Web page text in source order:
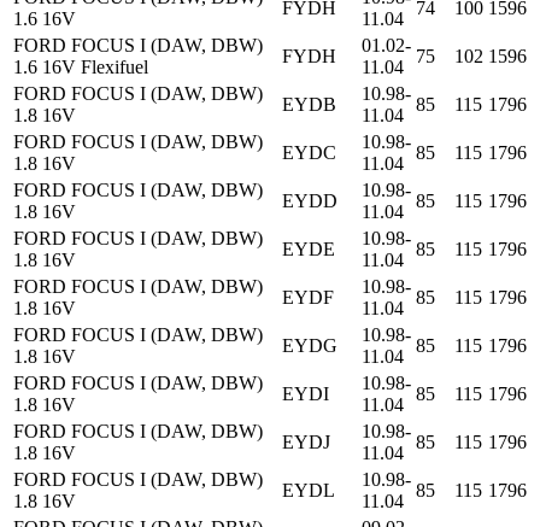
1.6 16V
FYDH
11.04
74 100 1596
FORD FOCUS I (DAW, DBW)
1.6 16V Flexifuel
FYDH
01.02-
11.04
75 102 1596
FORD FOCUS I (DAW, DBW)
1.8 16V
EYDB
10.98-
11.04
85 115 1796
FORD FOCUS I (DAW, DBW)
1.8 16V
EYDC
10.98-
11.04
85 115 1796
FORD FOCUS I (DAW, DBW)
1.8 16V
EYDD
10.98-
11.04
85 115 1796
FORD FOCUS I (DAW, DBW)
1.8 16V
EYDE
10.98-
11.04
85 115 1796
FORD FOCUS I (DAW, DBW)
1.8 16V
EYDF
10.98-
11.04
85 115 1796
FORD FOCUS I (DAW, DBW)
1.8 16V
EYDG
10.98-
11.04
85 115 1796
FORD FOCUS I (DAW, DBW)
1.8 16V
EYDI
10.98-
11.04
85 115 1796
FORD FOCUS I (DAW, DBW)
1.8 16V
EYDJ
10.98-
11.04
85 115 1796
FORD FOCUS I (DAW, DBW)
1.8 16V
EYDL
10.98-
11.04
85 115 1796